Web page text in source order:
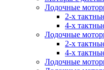
Лодочные
2-х
4-х
Лодочные
2-х
4-х
Лодочные